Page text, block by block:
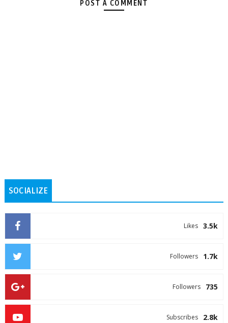
POST A COMMENT
SOCIALIZE
3.5k
Likes
1.7k
Followers
735
Followers
2.8k
Subscribes